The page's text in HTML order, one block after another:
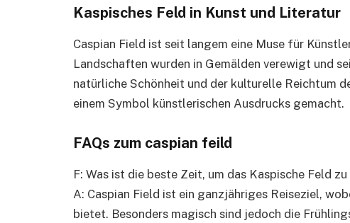
Kaspisches Feld in Kunst und Literatur
Caspian Field ist seit langem eine Muse für
Landschaften wurden in Gemälden verewigt und
natürliche Schönheit und der kulturelle Reichtum
einem Symbol künstlerischen Ausdrucks gemacht.
FAQs zum caspian feild
F: Was ist die beste Zeit, um das Kaspische Feld zu
A: Caspian Field ist ein ganzjähriges Reiseziel,
bietet. Besonders magisch sind jedoch die